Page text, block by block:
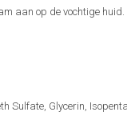
aan op de vochtige
Sulfate, Glycerin,